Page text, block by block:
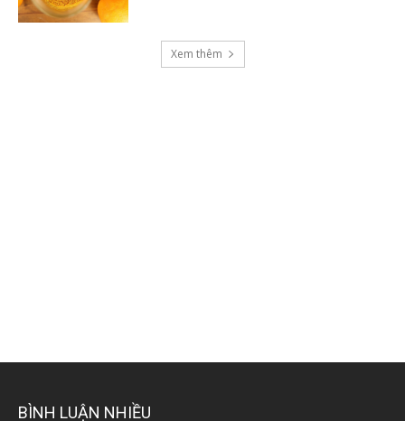
Xem thêm
BÌNH LUẬN NHIỀU